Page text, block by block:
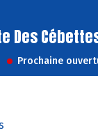
Des
Prochaine